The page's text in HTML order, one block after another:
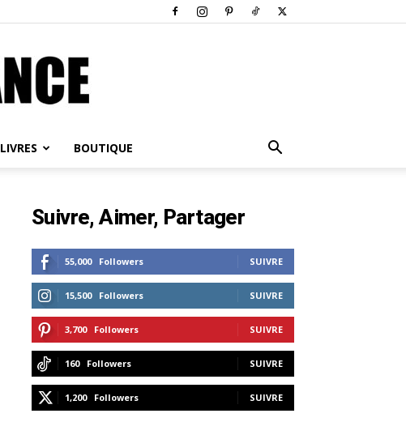
LIVRES BOUTIQUE
Suivre, Aimer, Partager
55,000 Followers SUIVRE
15,500 Followers SUIVRE
3,700 Followers SUIVRE
160 Followers SUIVRE
1,200 Followers SUIVRE